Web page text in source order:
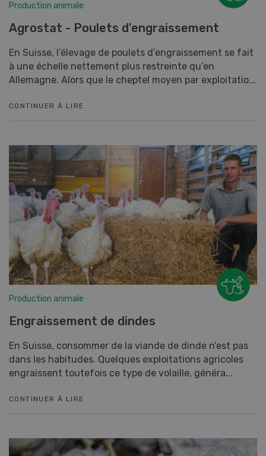
Production animale
Agrostat - Poulets d'engraissement
En Suisse, l’élevage de poulets d’engraissement se fait
à une échelle nettement plus restreinte qu’en
Allemagne. Alors que le cheptel moyen par exploitatio...
CONTINUER À LIRE
Production animale
Engraissement de dindes
En Suisse, consommer de la viande de dinde n’est pas
dans les habitudes. Quelques exploitations agricoles
engraissent toutefois ce type de volaille, généra...
CONTINUER À LIRE